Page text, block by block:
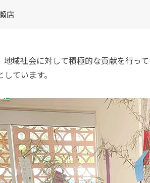
店
域社会に対して積極的な貢献を行っ
ています。